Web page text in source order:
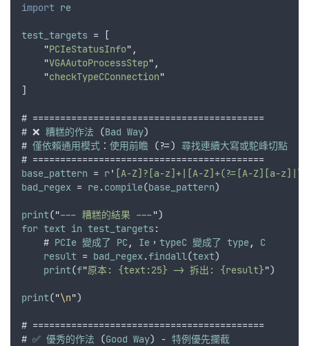
import re
test_targets = [
"PCIeStatusInfo" ,
"VGAAutoProcessStep" ,
"checkTypeCConnection"
]
# ==========================================
# ❌ 糟糕的作法 (Bad Way)
# 僅依賴通用模式 ： 使用前瞻 (?=) 尋找連續大寫或駝峰切點
# ==========================================
base_pattern = r' [A-Z]?[a-z]+|[A-Z]+(?=[A-Z][a-z]| \d
bad_regex = re.compile(base_pattern)
print("--- 糟糕的結果 ---")
for text in test_targets:
    #
PCIe 變成了 PC , Ie ， typeC 變成了 type,
C
result = bad_regex.findall(text)
print(f"原本: {text:25} -> 拆出: {result}")
print("\n")
# ==========================================
# ✅ 優秀的作法 (Good Way) - 特例優先攔截